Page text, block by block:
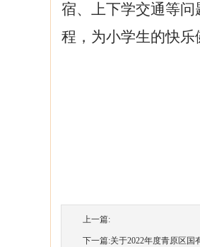
宿、上下学交通等
程，为小学生的快
上一篇:
下一篇:关于2022年度青原区国